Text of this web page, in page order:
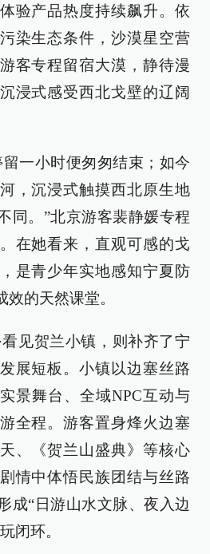
验产品热度持续飙升。依
染生态条件，沙漠星空营
客专程留宿大漠，静待漫
浸式感受西北戈壁的辽阔
一小时便匆匆结束；如今
，沉浸式触摸西北原生地
同。”北京游客裴静媛专程
在她看来，直观可感的戈
是青少年实地感知宁夏防
的天然课堂。
见贺兰小镇，则补齐了宁
展短板。小镇以边塞丝路
景舞台、全域NPC互动与
全程。游客置身烽火边塞
、《贺兰山盛典》等核心
情中体悟民族团结与丝路
成“日游山水文脉、夜入边
闭环。